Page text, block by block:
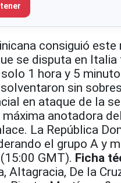
consiguió
se disputa en
1 hora y 5
sin
en ataque de la
anotadora
La República
el grupo A y
GMT). Ficha
Altagracia, De la